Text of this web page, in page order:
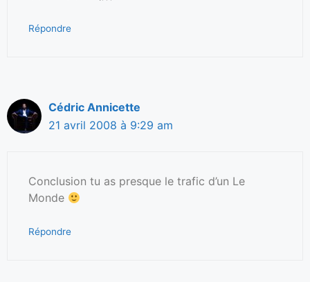
Répondre
Cédric Annicette
21 avril 2008 à 9:29 am
Conclusion tu as presque le trafic d’un Le
Monde
Répondre